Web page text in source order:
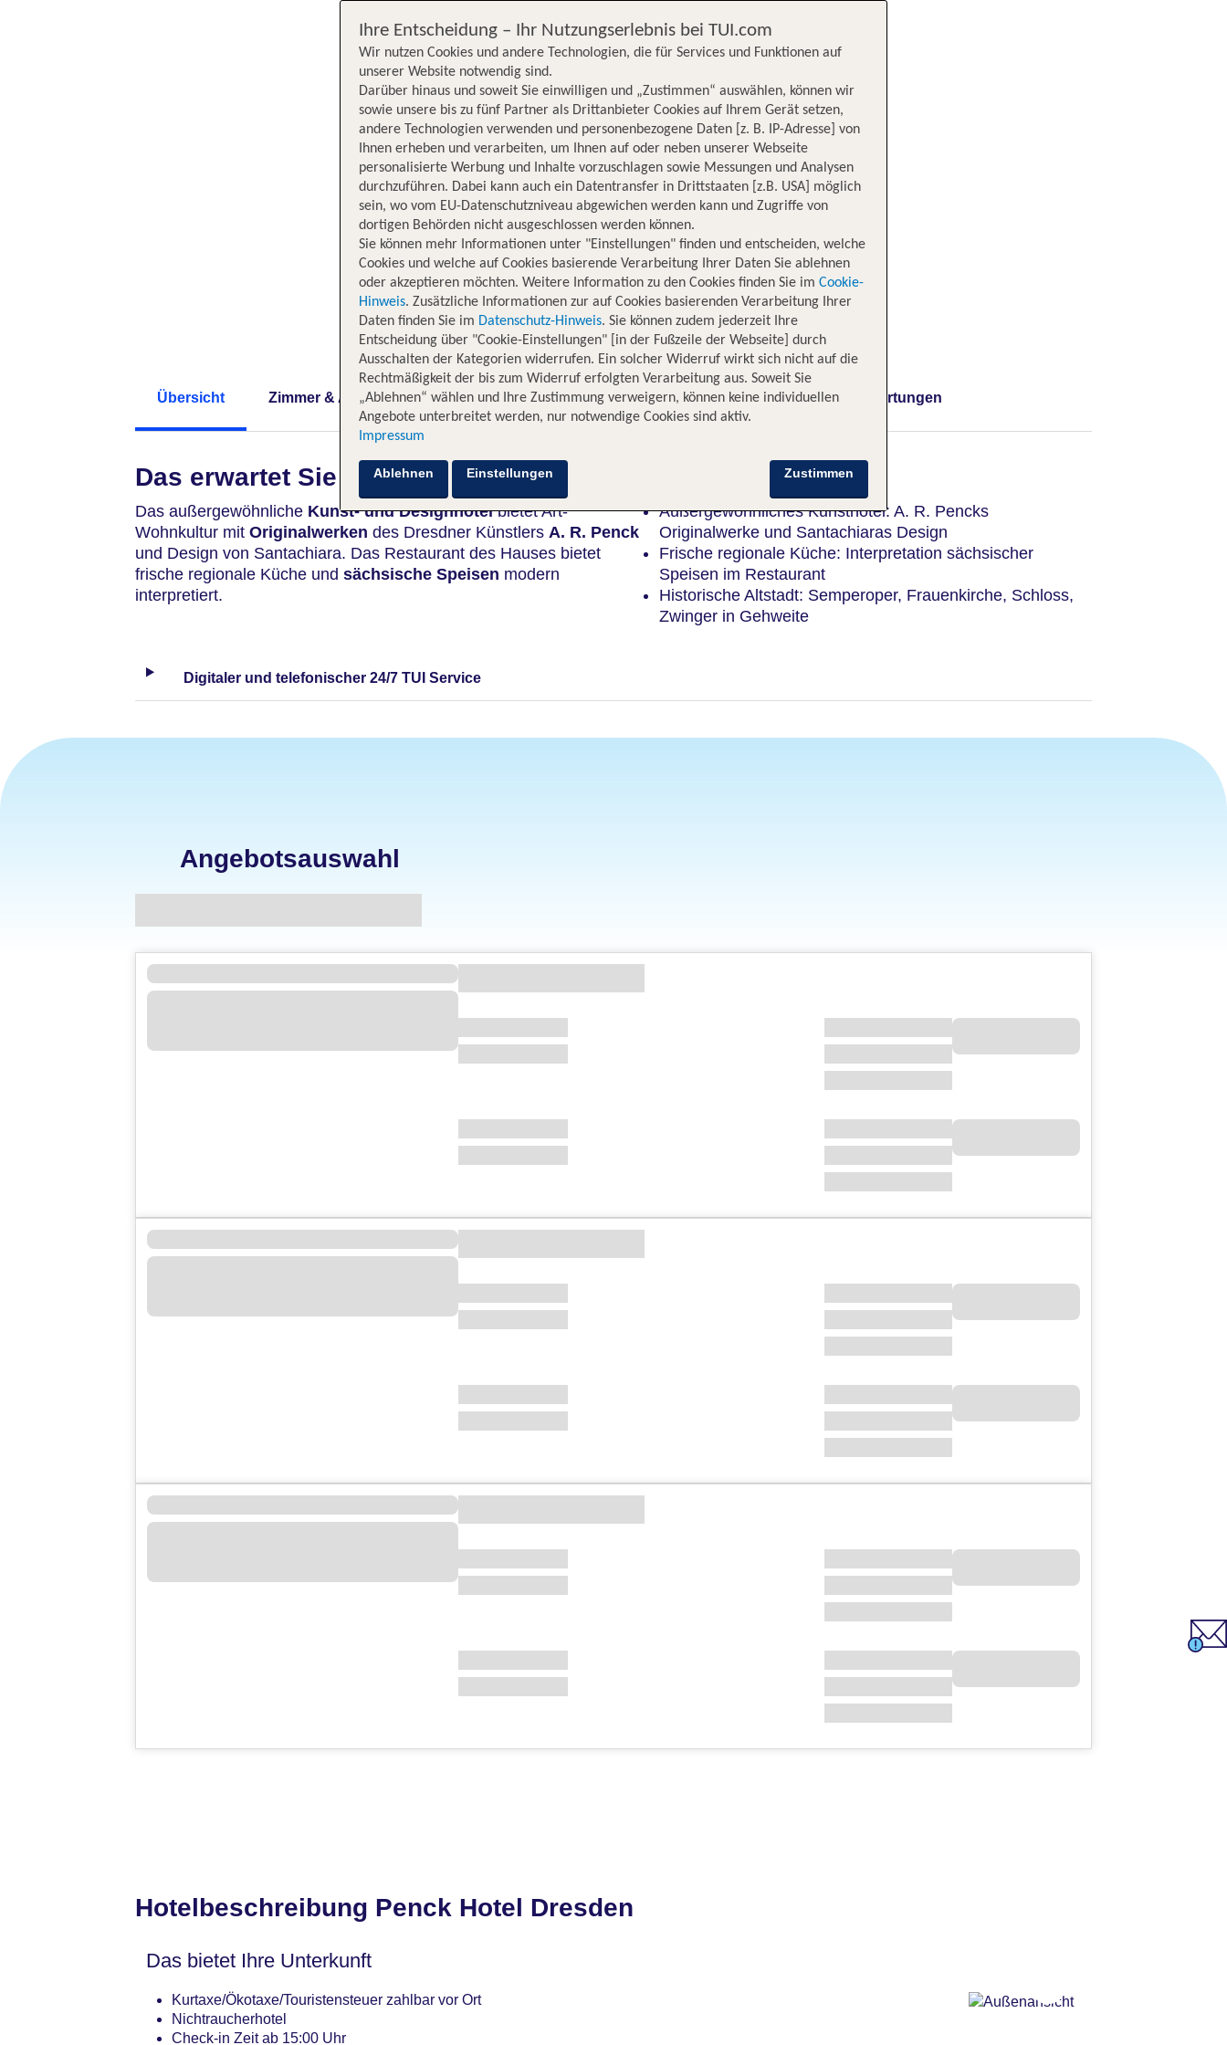
Übersicht Zimmer & Angebote Hotelinformationen Nachhaltigkeit Lage Bewertungen
Das erwartet Sie
Das außergewöhnliche Kunst- und Designhotelbietet Art-
Wohnkultur mit Originalwerken des Dresdner Künstlers A. R. Penck
und Design von Santachiara. Das Restaurant des Hauses bietet
frische regionale Küche und sächsische Speisen modern
interpretiert.
Außergewöhnliches Kunsthotel: A. R. Pencks
Originalwerke und Santachiaras Design
Frische regionale Küche: Interpretation sächsischer
Speisen im Restaurant
Historische Altstadt: Semperoper, Frauenkirche, Schloss,
Zwinger in Gehweite
Digitaler und telefonischer 24/7 TUI Service
Angebotsauswahl
Hotelbeschreibung Penck Hotel Dresden
Das bietet Ihre Unterkunft
Kurtaxe/Ökotaxe/Touristensteuer zahlbar vor Ort
Nichtraucherhotel
Check-in Zeit ab 15:00 Uhr
Ihre Entscheidung – Ihr Nutzungserlebnis bei TUI.com
Wir nutzen Cookies und andere Technologien, die für Services und Funktionen auf
unserer Website notwendig sind.
Darüber hinaus und soweit Sie einwilligen und „Zustimmen“ auswählen, können wir
sowie unsere bis zu fünf Partner als Drittanbieter Cookies auf Ihrem Gerät setzen,
andere Technologien verwenden und personenbezogene Daten [z. B. IP-Adresse] von
Ihnen erheben und verarbeiten, um Ihnen auf oder neben unserer Webseite
personalisierte Werbung und Inhalte vorzuschlagen sowie Messungen und Analysen
durchzuführen. Dabei kann auch ein Datentransfer in Drittstaaten [z.B. USA] möglich
sein, wo vom EU-Datenschutzniveau abgewichen werden kann und Zugriffe von
dortigen Behörden nicht ausgeschlossen werden können.
Sie können mehr Informationen unter "Einstellungen" finden und entscheiden, welche
Cookies und welche auf Cookies basierende Verarbeitung Ihrer Daten Sie ablehnen
oder akzeptieren möchten. Weitere Information zu den Cookies finden Sie im Cookie-
Hinweis. Zusätzliche Informationen zur auf Cookies basierenden Verarbeitung Ihrer
Daten finden Sie im Datenschutz-Hinweis. Sie können zudem jederzeit Ihre
Entscheidung über "Cookie-Einstellungen" [in der Fußzeile der Webseite] durch
Ausschalten der Kategorien widerrufen. Ein solcher Widerruf wirkt sich nicht auf die
Rechtmäßigkeit der bis zum Widerruf erfolgten Verarbeitung aus. Soweit Sie
„Ablehnen“ wählen und Ihre Zustimmung verweigern, können keine individuellen
Angebote unterbreitet werden, nur notwendige Cookies sind aktiv.
Impressum
Zustimmen
Ablehnen Einstellungen